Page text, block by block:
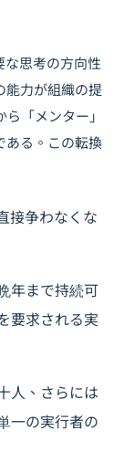
な思考の方向性
能力が組織の提
「メンター」
ある。この転換
接争わなくな
年まで持続可
要求される実
人、さらには
一の実行者の